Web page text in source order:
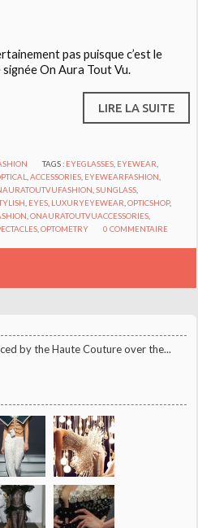
by the Haute Couture over the...
pas puisque c’est le
On Aura Tout Vu.
LIRE LA SUITE
TAGS : EYEGLASSES EYEWEAR
,ACCESSORIES EYEWEARFASHION
,SUNGLASS
EYES LUXURYEYEWEAR ,OPTICSHOP,
,ONAURATOUTVUACCESSORIES
,OPTOMETRY 0 COMMENTAIRE